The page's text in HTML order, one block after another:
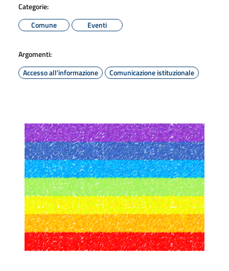
Categorie:
Comune
Eventi
Argomenti:
Accesso all'informazione
Comunicazione istituzionale